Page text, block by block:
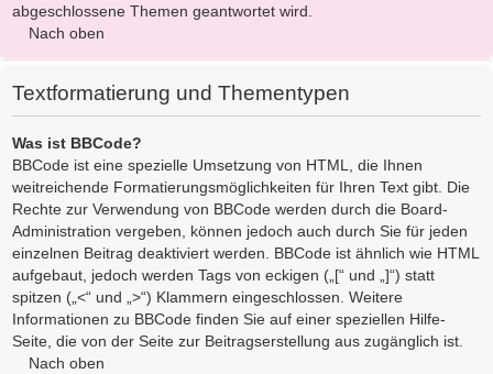
abgeschlossene Themen geantwortet wird.
Nach oben
Textformatierung und Thementypen
Was ist BBCode?
BBCode ist eine spezielle Umsetzung von HTML, die Ihnen
weitreichende Formatierungsmöglichkeiten für Ihren Text gibt. Die
Rechte zur Verwendung von BBCode werden durch die Board-
Administration vergeben, können jedoch auch durch Sie für jeden
einzelnen Beitrag deaktiviert werden. BBCode ist ähnlich wie HTML
aufgebaut, jedoch werden Tags von eckigen („[“ und „]“) statt
spitzen („<“ und „>“) Klammern eingeschlossen. Weitere
Informationen zu BBCode finden Sie auf einer speziellen Hilfe-
Seite, die von der Seite zur Beitragserstellung aus zugänglich ist.
Nach oben